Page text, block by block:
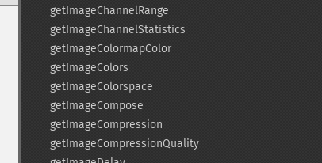
getImageChannelRange
getImageChannelStatistics
getImageColormapColor
getImageColors
getImageColorspace
getImageCompose
getImageCompression
getImageCompressionQuality